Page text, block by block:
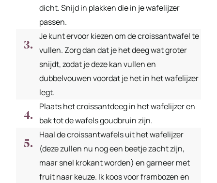
dicht. Snijd in plakken die in je wafelijzer
passen.
Je kunt ervoor kiezen om de croissantwafel te
vullen. Zorg dan dat je het deeg wat groter
snijdt, zodat je deze kan vullen en
dubbelvouwen voordat je het in het wafelijzer
legt.
Plaats het croissantdeeg in het wafelijzer en
bak tot de wafels goudbruin zijn.
Haal de croissantwafels uit het wafelijzer
(deze zullen nu nog een beetje zacht zijn,
maar snel krokant worden) en garneer met
fruit naar keuze. Ik koos voor frambozen en